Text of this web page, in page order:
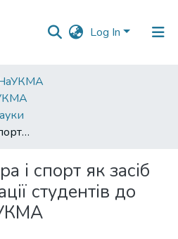
Log In
Фізична культура і спорт як засіб успішної адаптації студентів до навчання у НаУКМА
і спорт як засіб
студентів до